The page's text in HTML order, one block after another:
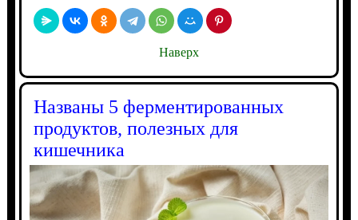
Наверх
Названы 5 ферментированных
продуктов, полезных для
кишечника